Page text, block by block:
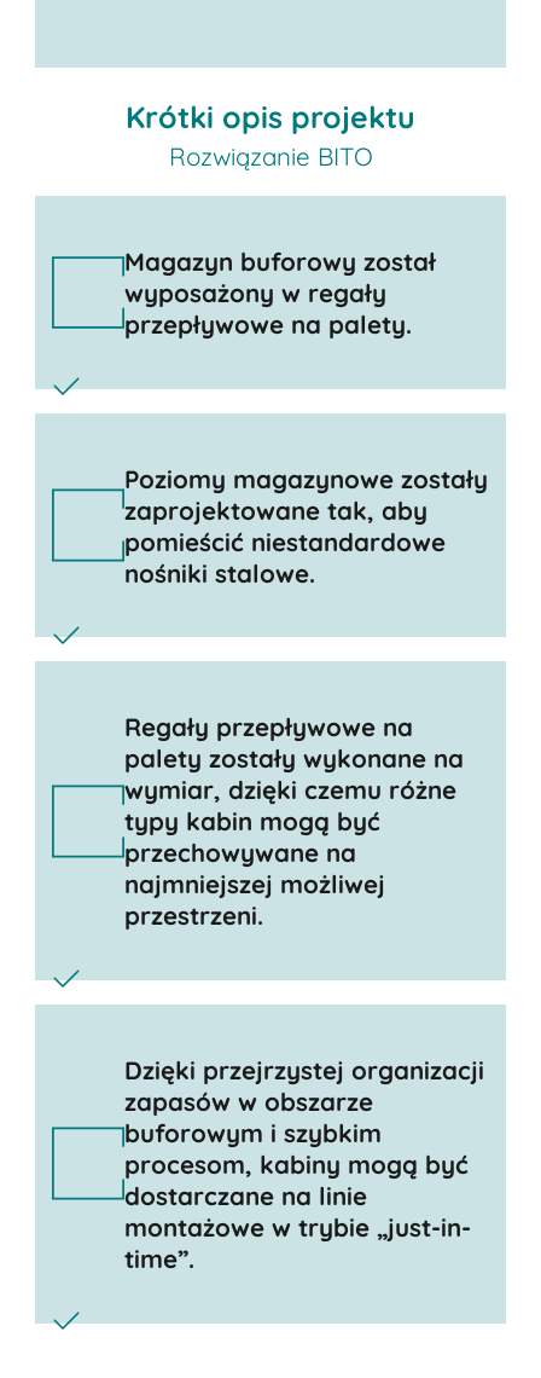
Krótki opis projektu
Rozwiązanie BITO
Magazyn buforowy został
wyposażony w regały
przepływowe na palety.
Poziomy magazynowe zostały
zaprojektowane tak, aby
pomieścić niestandardowe
nośniki stalowe.
Regały przepływowe na
palety zostały wykonane na
wymiar, dzięki czemu różne
typy kabin mogą być
przechowywane na
najmniejszej możliwej
przestrzeni.
Dzięki przejrzystej organizacji
zapasów w obszarze
buforowym i szybkim
procesom, kabiny mogą być
dostarczane na linie
montażowe w trybie „just-in-
time”.